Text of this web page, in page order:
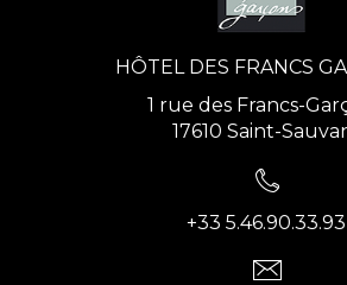
HÔTEL DES FRANCS
1 rue des Francs-
17610 Saint-
+33 5.46.90.33.93